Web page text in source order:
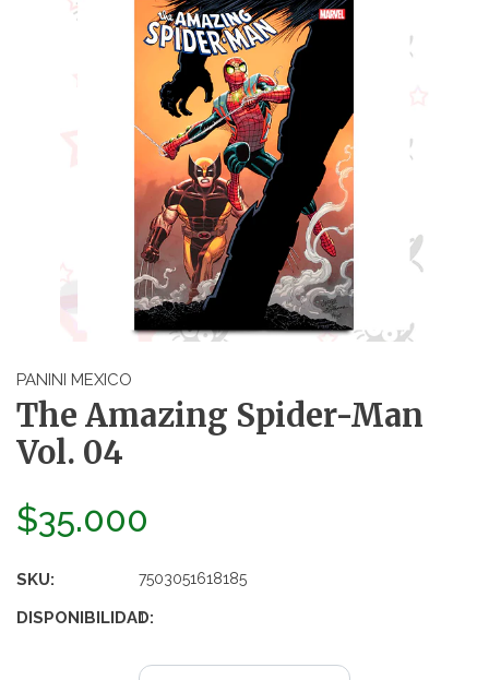
PANINI MEXICO
The Amazing Spider-Man
Vol. 04
$35.000
SKU: 7503051618185
DISPONIBILIDAD:
1